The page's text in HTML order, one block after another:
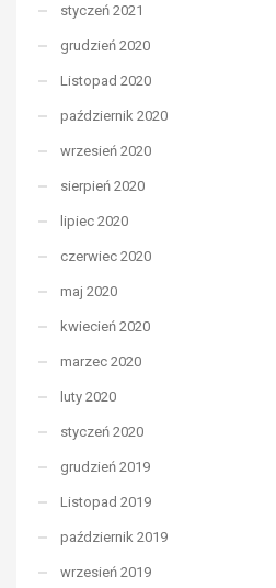
styczeń 2021
grudzień 2020
Listopad 2020
październik 2020
wrzesień 2020
sierpień 2020
lipiec 2020
czerwiec 2020
maj 2020
kwiecień 2020
marzec 2020
luty 2020
styczeń 2020
grudzień 2019
Listopad 2019
październik 2019
wrzesień 2019